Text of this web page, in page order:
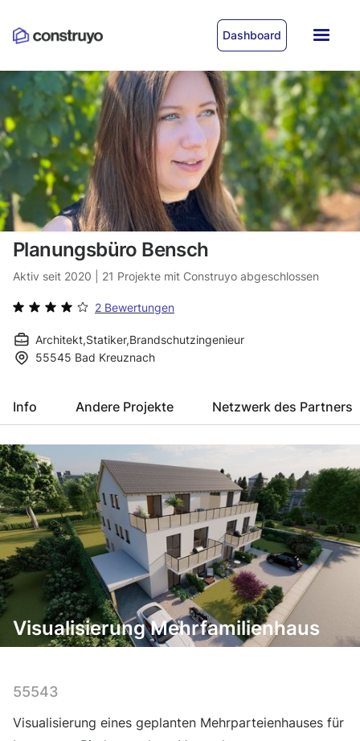
Dashboard
Planungsbüro Bensch
Aktiv seit 2020 21 Projekte mit Construyo abgeschlossen
2 Bewertungen
Architekt,Statiker,Brandschutzingenieur
55545 Bad Kreuznach
Info Andere Projekte Netzwerk des Partners
Visualisierung Mehrfamilienhaus
55543
Visualisierung eines geplanten Mehrparteienhauses für